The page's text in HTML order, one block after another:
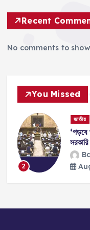
Recent
No comments to
You Missed
2
জাতীয়